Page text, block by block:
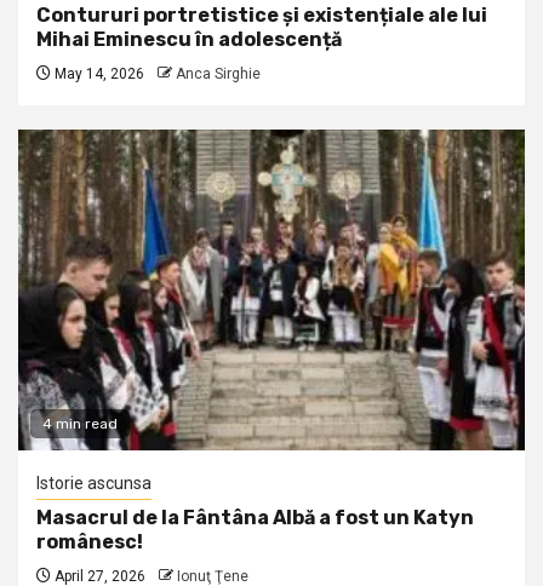
Contururi portretistice și existențiale ale lui
Mihai Eminescu în adolescență
May 14, 2026 Anca Sirghie
4 min read
Istorie ascunsa
Masacrul de la Fântâna Albă a fost un Katyn
românesc!
April 27, 2026 Ionuţ Ţene